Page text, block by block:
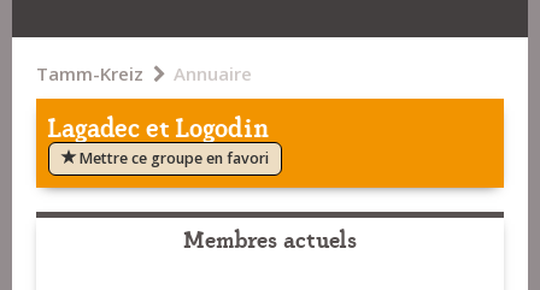
Tamm-Kreiz Annuaire
Lagadec et Logodin
Mettre ce groupe en favori
Membres actuels